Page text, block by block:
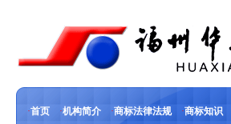
·首页 ·机构简介 ·商标法律法规 ·商标知识